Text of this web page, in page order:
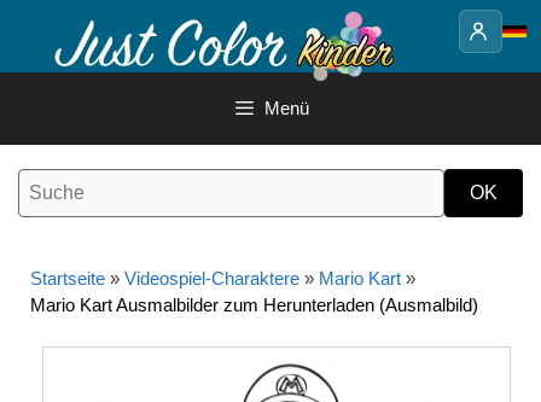
Inhalt
Menü
Startseite » Videospiel-Charaktere » Mario Kart »
Mario Kart Ausmalbilder zum Herunterladen (Ausmalbild)